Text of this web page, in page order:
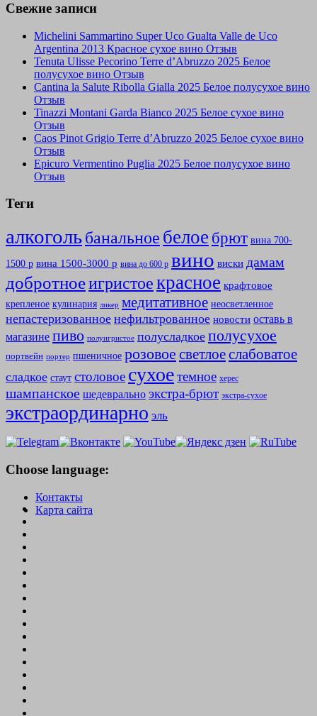
Свежие записи
Michelini Sammartino Super Uco Gualta Valle de Uco
Argentina 2013 Красное сухое вино Отзыв
Tenuta Ulisse Pecorino Terre d’Abruzzo 2025 Белое
полусухое вино Отзыв
Cantina la Salute Ribolla Gialla 2025 Белое полусухое вино
Отзыв
Tinazzi Montani Garda Bianco 2025 Белое сухое вино
Отзыв
Caos Pinot Grigio Terre d’Abruzzo 2025 Белое сухое вино
Отзыв
Epicuro Vermentino Puglia 2025 Белое полусухое вино
Отзыв
Теги
алкогольбанальное белое брют вина 700-
1500 р вина 1500-3000 р вина до 600 р вино виски дамам
добротноеигристоекрасное крафтовое
крепленое кулинария ликер медитативное неосветленное
непастеризованное нефильтрованное новости оставь в
магазине пиво полуигристое полусладкое полусухое
портвейн портер пшеничное розовое светлоеслабоватое
сладкое стаут столовое сухоетемное херес
шампанское шедеврально экстра-брют экстра-сухое
экстраординарно эль
Choose language:
Контакты
Карта сайта